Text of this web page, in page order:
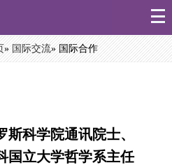
»国际交流» 国际合作
斯科学院通讯院士、
国立大学哲学系主任